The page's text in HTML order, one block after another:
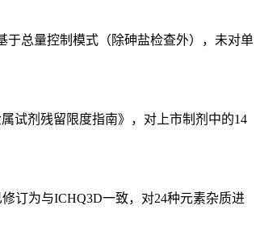
总量控制模式（除砷盐检查外），未对单
试剂残留限度指南》，对上市制剂中的14
订为与ICHQ3D一致，对24种元素杂质进